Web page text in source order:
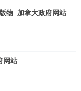
物_加拿大政府网站
网站